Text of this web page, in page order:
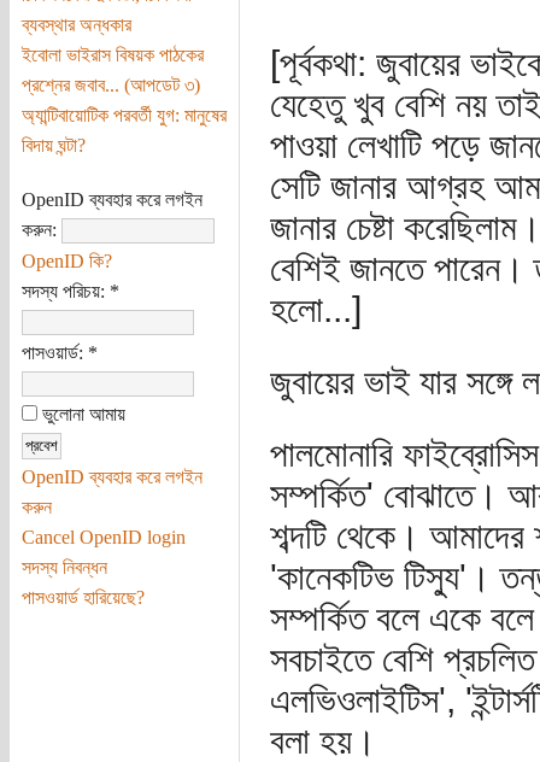
ব্যবস্থার অন্ধকার
ইবোলা ভাইরাস বিষয়ক পাঠকের
প্রশ্নের জবাব... (‌আপডেট ৩)
অ্যান্টিবায়োটিক পরবর্তী যুগ: মানুষের
বিদায় ঘন্টা?
OpenID ব্যবহার করে লগইন
করুন:
OpenID কি?
সদস্য পরিচয়: *
পাসওয়ার্ড: *
ভুলোনা আমায়
OpenID ব্যবহার করে লগইন
করুন
Cancel OpenID login
সদস্য নিবন্ধন
পাসওয়ার্ড হারিয়েছে?
[পূর্বকথা: জুবায়ের
যেহেতু খুব বেশি নয়
পাওয়া লেখাটি পড়ে
সেটি জানার আগ্রহ
জানার চেষ্টা
বেশিই জানতে পারেন।
হলো...]
জুবায়ের ভাই যার সঙ্গে
পালমোনারি
সম্পর্কিত' বোঝাতে।
শব্দটি থেকে। আমাদের
'কানেকটিভ টিস্যু'।
সম্পর্কিত বলে একে
সবচাইতে বেশি
এলভিওলাইটিস',
বলা হয়।